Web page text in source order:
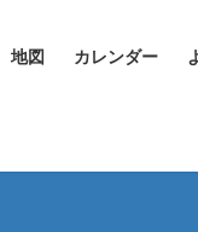
地図 カレンダー